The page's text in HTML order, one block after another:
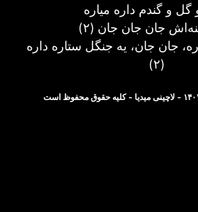
گل و گندم داره مياره
جان جان جان (۲)
جان جان، يه جنگل ستاره داره
(۲)